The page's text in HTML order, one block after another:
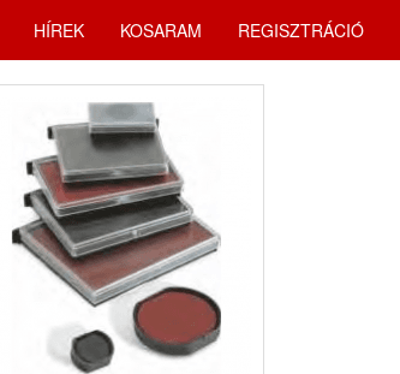
HÍREK KOSARAM REGISZTRÁCIÓ